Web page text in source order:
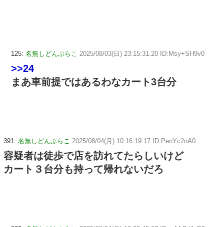
125: 名無しどんぶらこ 2025/08/03(日) 23:15:31.20 ID:Msy+SH9v0
>>24
まあ車前提ではあるわなカート3台分
391: 名無しどんぶらこ 2025/08/04(月) 10:16:19.17 ID:PenYc2nA0
容疑者は徒歩で店を訪れてたらしいけど
カート３台分も持って帰れないだろ